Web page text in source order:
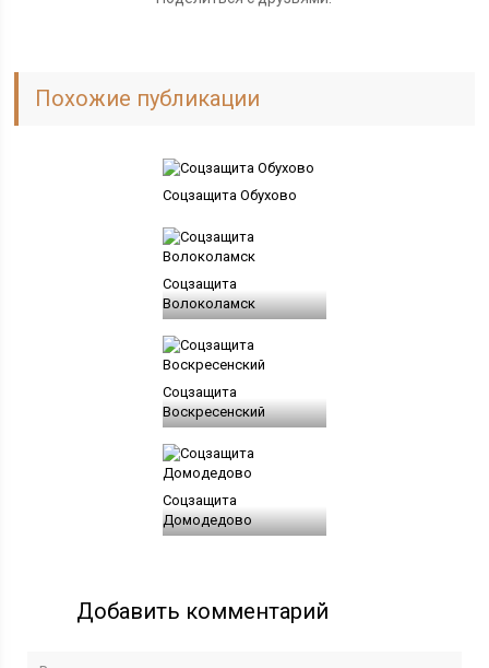
Похожие публикации
Соцзащита Обухово
Соцзащита
Волоколамск
Соцзащита
Воскресенский
Соцзащита
Домодедово
Добавить комментарий